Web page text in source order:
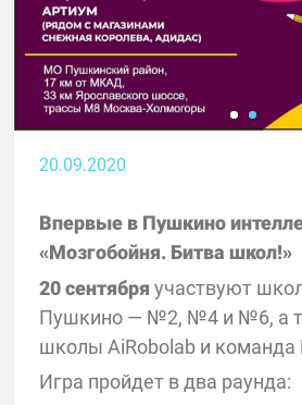
20.09.2020
Впервые в Пушкино
«Мозгобойня. Битва школ!»
20 сентября участвуют
Пушкино — №2, №4 и №6, а
школы AiRobolab и команда
Игра пройдет в два раунда: